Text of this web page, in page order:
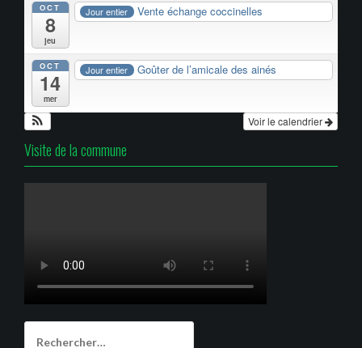
OCT
8
jeu
Jour entier Vente échange coccinelles
OCT
14
mer
Jour entier Goûter de l’amicale des ainés
Voir le calendrier
Visite de la commune